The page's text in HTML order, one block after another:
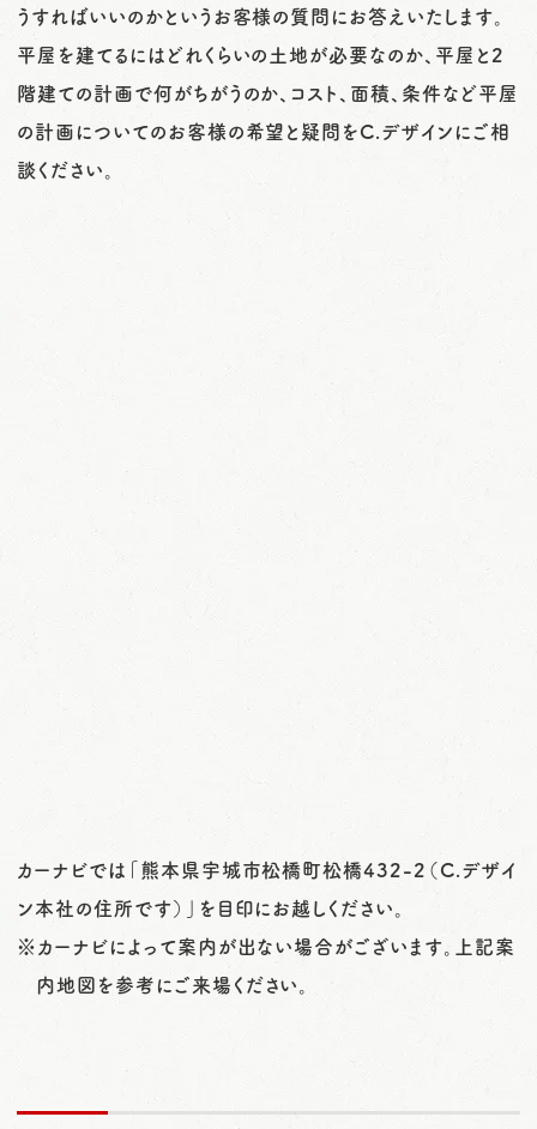
うすればいいのかというお客様の質問にお答えいたします。
平屋を建てるにはどれくらいの土地が必要なのか、平屋と2
階建ての計画で何がちがうのか、コスト、面積、条件など平屋
の計画についてのお客様の希望と疑問をC.デザインにご相
談ください。
カーナビでは「熊本県宇城市松橋町松橋432-2（C.デザイ
ン本社の住所です）」を目印にお越しください。
※カーナビによって案内が出ない場合がございます。上記案
内地図を参考にご来場ください。